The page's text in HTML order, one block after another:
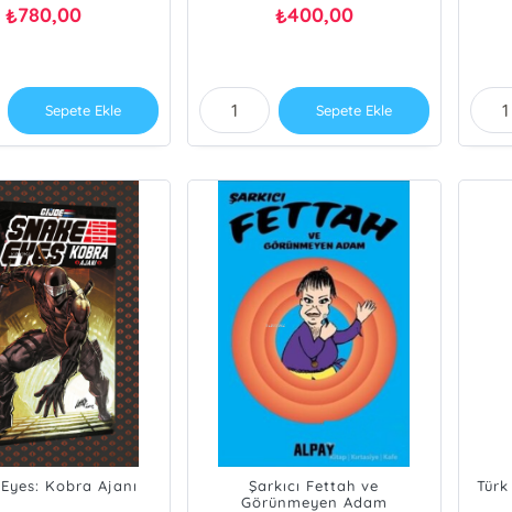
₺780,00
Sepete Ekle
₺400,00
Sepete Ekle
Kobra Ajanı
Şarkıcı Fettah ve
Görünmeyen Adam